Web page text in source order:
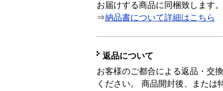
お届けする商品に同梱致します。
⇒納品書について詳細はこちら
返品について
お客様のご都合による返品・交
ください。 商品開封後、または